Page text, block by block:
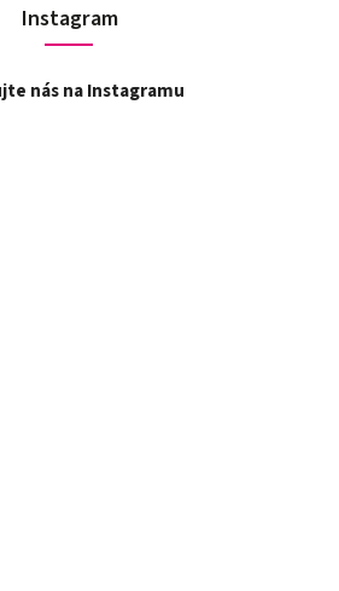
Instagram
nás na Instagramu